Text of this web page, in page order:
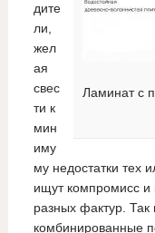
Ламинат с
дите
ли,
жел
ая
свес
ти к
мин
иму
му недостатки тех
ищут компромисс и
разных фактур. Так
комбинированные